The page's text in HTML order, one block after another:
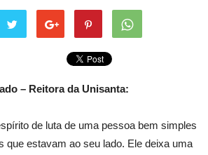
– Reitora da Unisanta:
de luta de uma pessoa bem simples
que estavam ao seu lado. Ele deixa uma